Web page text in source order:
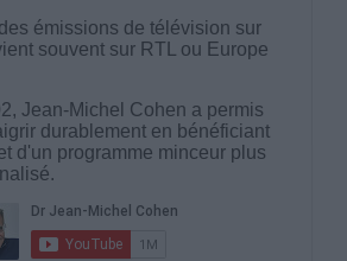
émissions de télévision sur
souvent sur RTL ou Europe
Jean-Michel Cohen a permis
durablement en bénéficiant
d'un programme minceur plus